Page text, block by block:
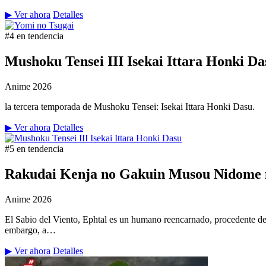
▶ Ver ahora Detalles
#4 en tendencia
Mushoku Tensei III Isekai Ittara Honki
Anime 2026
la tercera temporada de Mushoku Tensei: Isekai Ittara Honki Dasu.
▶ Ver ahora Detalles
#5 en tendencia
Rakudai Kenja no Gakuin Musou
Anime 2026
El Sabio del Viento, Ephtal es un humano reencarnado, procedente
embargo, a…
▶ Ver ahora Detalles